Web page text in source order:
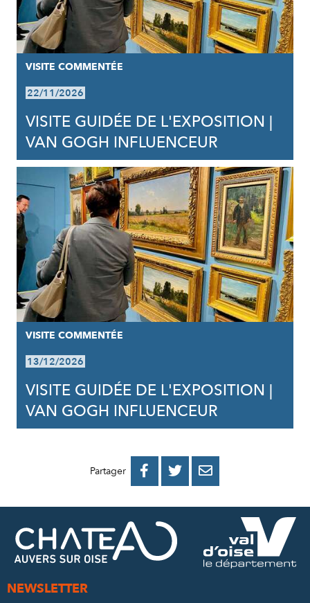
VISITE COMMENTÉE
22/11/2026
VISITE GUIDÉE DE L'EXPOSITION |
VAN GOGH INFLUENCEUR
VISITE COMMENTÉE
13/12/2026
VISITE GUIDÉE DE L'EXPOSITION |
VAN GOGH INFLUENCEUR
Partager 
PARTAGER
FACEBOOK
PARTAGER
PARTAGER
MAIL
NEWSLETTER